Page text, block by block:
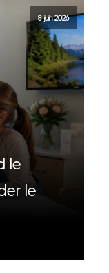
8 juin 2026
le
le